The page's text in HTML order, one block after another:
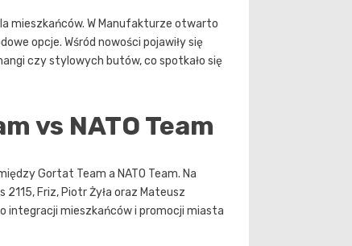
mieszkańców. W Manufakturze otwarto
opcje. Wśród nowości pojawiły się
czy stylowych butów, co spotkało się
vs NATO Team
Gortat Team a NATO Team. Na
Friz, Piotr Żyła oraz Mateusz
integracji mieszkańców i promocji miasta